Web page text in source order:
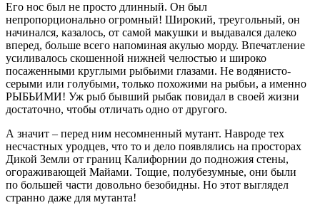
Его нос был не просто длинный. Он был
непропорционально огромный! Широкий, треугольный, он
начинался, казалось, от самой макушки и выдавался далеко
вперед, больше всего напоминая акулью морду. Впечатление
усиливалось скошенной нижней челюстью и широко
посаженными круглыми рыбьими глазами. Не водянисто-
серыми или голубыми, только похожими на рыбьи, а именно
РЫБЬИМИ! Уж рыб бывший рыбак повидал в своей жизни
достаточно, чтобы отличать одно от другого.
А значит – перед ним несомненный мутант. Навроде тех
несчастных уродцев, что то и дело появлялись на просторах
Дикой Земли от границ Калифорнии до подножия стены,
огораживающей Майами. Тощие, полубезумные, они были
по большей части довольно безобидны. Но этот выглядел
странно даже для мутанта!